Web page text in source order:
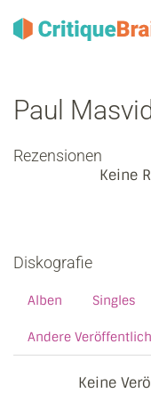
Paul
Rezensionen
Keine
Diskografie
Alben Singles
Andere
Keine